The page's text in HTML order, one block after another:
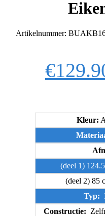
Artikelnummer:
€
Kleur:
(deel 1)
(deel 2) 85
Typ:
Constructie: